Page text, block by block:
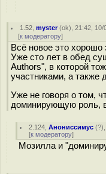
1.52 ,myster(ok), 21:42, 10/
[к модератору]
Всё новое это хорошо
Уже сто лет в обед
Authors", в которой
участниками, а также
Уже не говоря о том,
доминирующую роль,
2.124 ,Анониссимус (?
[к модератору]
Мозилла и